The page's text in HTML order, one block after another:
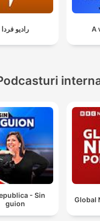
رادیو فردا A
- Sin
guion
Global